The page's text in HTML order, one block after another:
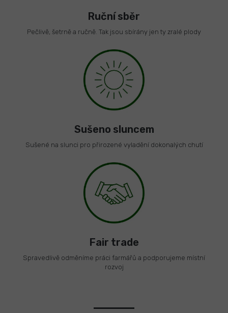
Ruční sběr
Pečlivě, šetrně a ručně. Tak jsou sbírány jen ty zralé plody
Sušeno sluncem
Sušené na slunci pro přirozené vyladění dokonalých chutí
Fair trade
Spravedlivě odměníme práci farmářů a podporujeme místní
rozvoj